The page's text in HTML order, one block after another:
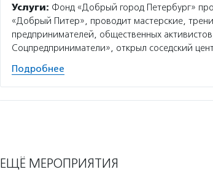
Услуги: Фонд «Добрый город Петербург»
«Добрый Питер», проводит мастерские,
предпринимателей, общественных
Соцпредприниматели», открыл соседский
Подробнее
ЕЩЁ МЕРОПРИЯТИЯ